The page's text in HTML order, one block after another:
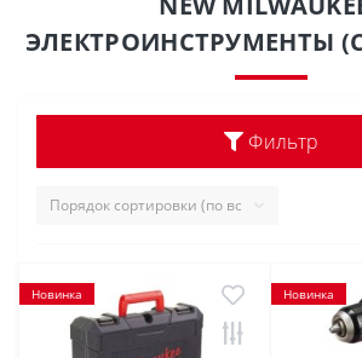
ЭЛЕКТРОИНСТРУМЕНТЫ
Фильтр
Новинка Новинка